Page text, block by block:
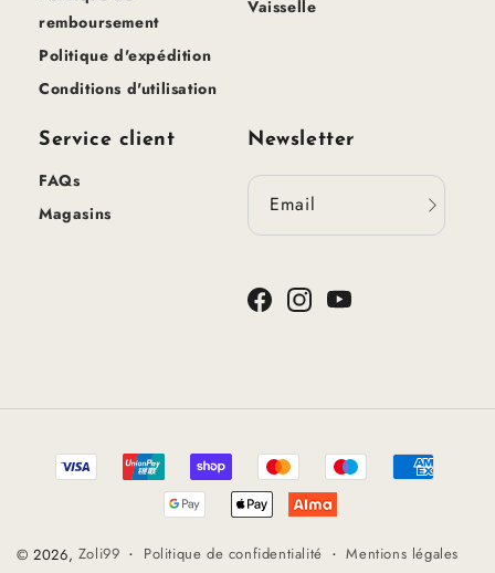
remboursement
Politique d'expédition
Conditions d'utilisation
Vaisselle
Service client
FAQs
Magasins
Newsletter
Email
FacebookInstagramYouTube
Méthodes
© 2026, Zoli99 Politique de confidentialité Mentions légales